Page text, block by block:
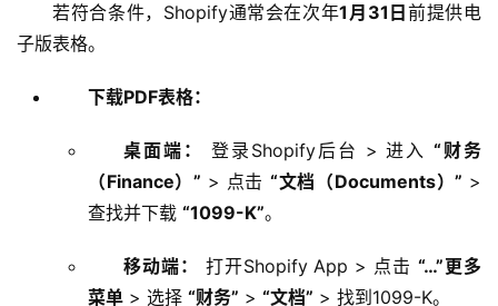
若符合条件，Shopify通常会在次年1月31日前提供电
子版表格。
下载PDF表格：
桌面端： 登录Shopify后台 > 进入 “财务
（Finance）” > 点击 “文档（Documents）” >
查找并下载 “1099-K”。
移动端： 打开Shopify App > 点击“…”更多
菜单 > 选择 “财务” > “文档” > 找到1099-K。